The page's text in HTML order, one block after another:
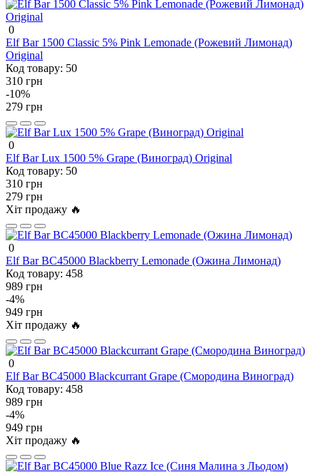
0
Elf Bar 1500 Classic 5% Pink Lemonade (Рожевий Лимонад)
Original
Код товару: 50
310 грн
-10%
279 грн
0
Elf Bar Lux 1500 5% Grape (Виноград) Original
Код товару: 50
310 грн
279 грн
Хіт продажу 🔥
0
Elf Bar BC45000 Blackberry Lemonade (Ожина Лимонад)
Код товару: 458
989 грн
-4%
949 грн
Хіт продажу 🔥
0
Elf Bar BC45000 Blackcurrant Grape (Смородина Виноград)
Код товару: 458
989 грн
-4%
949 грн
Хіт продажу 🔥